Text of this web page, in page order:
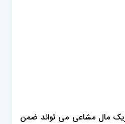
املاک مشاع، در فرض سؤال هر شریک مال مشاعی می تواند ضمن